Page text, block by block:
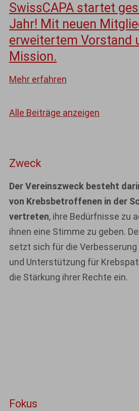
SwissCAPA startet
Jahr! Mit neuen
erweitertem Vorstand
Mission.
Mehr erfahren
Alle Beiträge anzeigen
Zweck
Der Vereinszweck besteht
von Krebsbetroffenen in der
vertreten, ihre Bedürfnisse zu
ihnen eine Stimme zu geben.
setzt sich für die Verbesserung
und Unterstützung für
die Stärkung ihrer Rechte ein.
Fokus